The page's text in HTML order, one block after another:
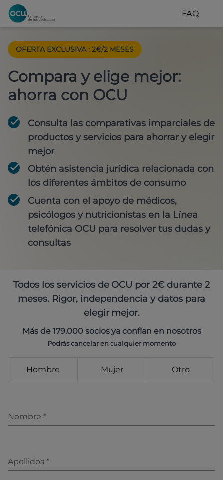
FAQ
OFERTA EXCLUSIVA : 2€/2 MESES
Compara y elige mejor:
ahorra con OCU
Consulta las comparativas imparciales de
productos y servicios para ahorrar y elegir
mejor
Obtén asistencia jurídica relacionada con
los diferentes ámbitos de consumo
Cuenta con el apoyo de médicos,
psicólogos y nutricionistas en la Línea
telefónica OCU para resolver tus dudas y
consultas
Todos los servicios de OCU por 2€ durante 2
meses. Rigor, independencia y datos para
elegir mejor.
Más de 179.000 socios ya confían en nosotros
Podrás cancelar en cualquier momento
Hombre Mujer Otro
Nombre *
Apellidos *